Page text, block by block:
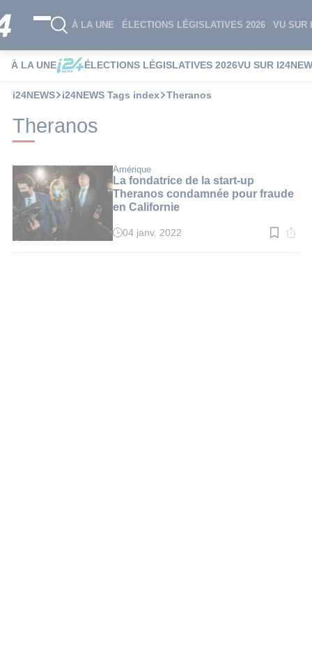
À LA UNE ÉLECTIONS LÉGISLATIVES 2026 VU SUR
À LA UNE ÉLECTIONS LÉGISLATIVES 2026VU SUR
i24NEWS i24NEWS Tags index Theranos
Theranos
Amérique
La fondatrice de la start-up
Theranos condamnée pour fraude
en Californie
Temps
04 janv. 2022